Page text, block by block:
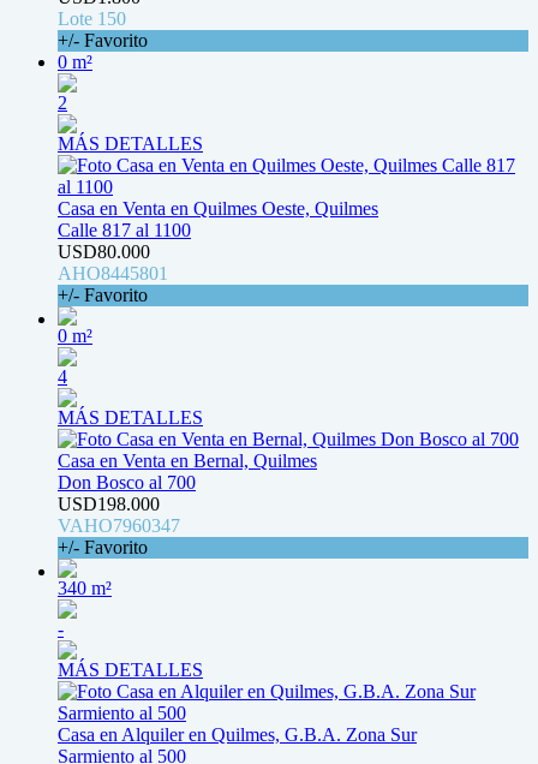
Lote 150
+/- Favorito
0 m²
2
MÁS DETALLES
Casa en Venta en Quilmes Oeste, Quilmes
Calle 817 al 1100
USD80.000
AHO8445801
+/- Favorito
0 m²
4
MÁS DETALLES
Casa en Venta en Bernal, Quilmes
Don Bosco al 700
USD198.000
VAHO7960347
+/- Favorito
340 m²
-
MÁS DETALLES
Casa en Alquiler en Quilmes, G.B.A. Zona Sur
Sarmiento al 500